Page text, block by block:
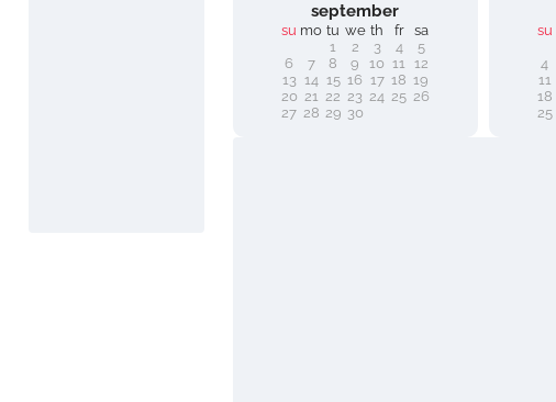
september
su mo tu we th fr
sa
1
2 3 4
5
6
7 8 9 10 11 12
13 14 15 16 17 18 19
20 21 22 23 24 25 26
27 28 29 30
su
4
11
18
25